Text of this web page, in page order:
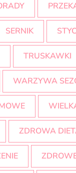
SERNIK
TRUSKAWKI
WARZYWA
ZDROWA